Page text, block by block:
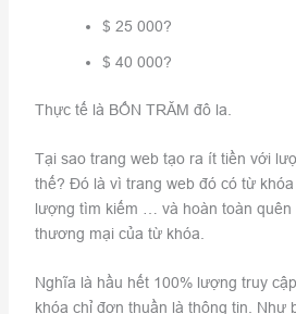
$ 25 000?
$ 40 000?
Thực tế là BỐN TRĂM đô la.
Tại sao trang web tạo ra ít tiền với
thế? Đó là vì trang web đó có từ
lượng tìm kiếm … và hoàn toàn quên
thương mại của từ khóa.
Nghĩa là hầu hết 100% lượng truy
khóa chỉ đơn thuần là thông tin. Như